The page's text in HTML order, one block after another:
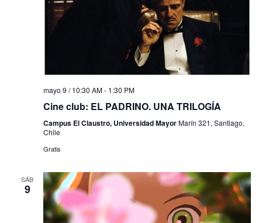
mayo 9 / 10:30 AM- 1:30 PM
Cine club: EL PADRINO. UNA TRILOGÍA
Campus El Claustro, Universidad MayorMarín 321, Santiago,
Chile
Gratis
SÁB
9